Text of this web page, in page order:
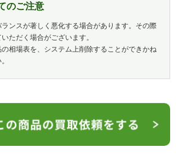
のご注意
ンスが著しく悪化する場合があります。その際
ただく場合がございます。
相場表を、システム上削除することができかね